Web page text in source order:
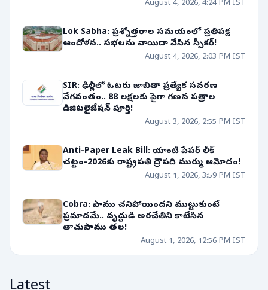
August 4, 2026, 4:24 PM IST
Lok Sabha: ప్రశ్నోత్తరాల సమయంలో ప్రతిపక్ష
ఆందోళన.. సభలను వాయిదా వేసిన స్పీకర్!
August 4, 2026, 2:03 PM IST
SIR: ఢిల్లీలో ఓటరు జాబితా ప్రత్యేక సవరణ
వేగవంతం.. 88 లక్షలకు పైగా గణన పత్రాల
డిజిటలైజేషన్ పూర్తి!
August 3, 2026, 2:55 PM IST
Anti-Paper Leak Bill: యాంటీ పేపర్ లీక్
చట్టం-2026కు రాష్ట్రపతి ద్రౌపది ముర్ము ఆమోదం!
August 1, 2026, 3:59 PM IST
Cobra: పాము చనిపోయిందని ముట్టుకుంటే
ప్రమాదమే.. వృద్ధుడి అరచేతిని కాటేసిన
తాచుపాము తల!
August 1, 2026, 12:56 PM IST